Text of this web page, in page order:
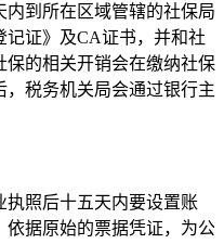
到所在区域管辖的社保局
证》及CA证书，并和社
的相关开销会在缴纳社保
，税务机关局会通过银行主
照后十五天内要设置账
据原始的票据凭证，为公